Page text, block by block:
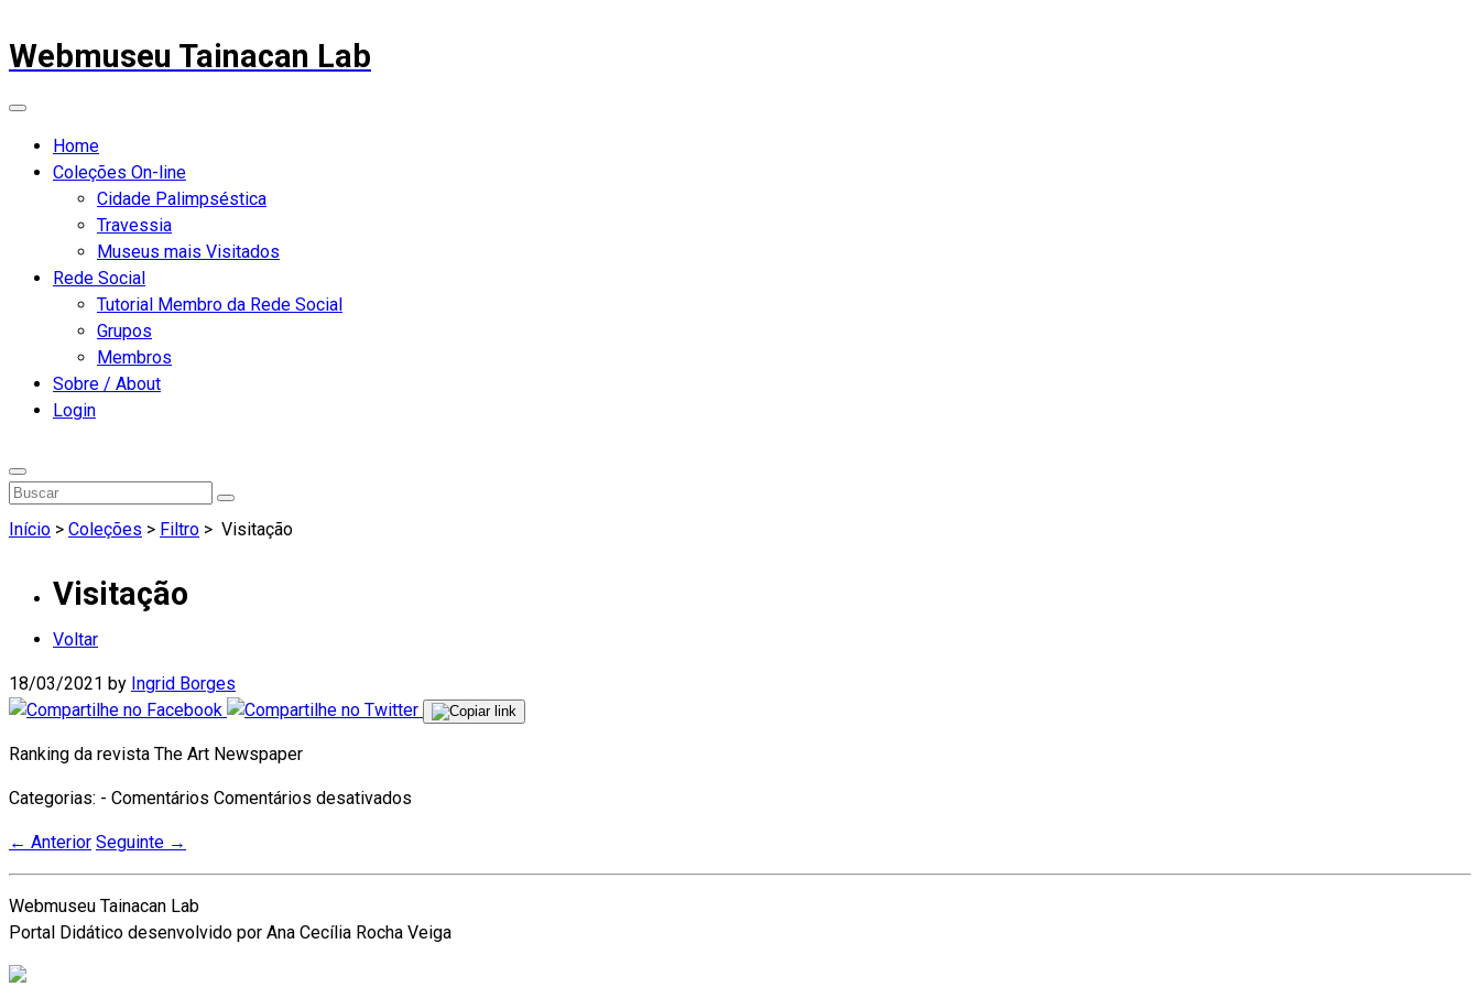
Webmuseu Tainacan Lab
Home
Coleções On-line
Cidade Palimpséstica
Travessia
Museus mais Visitados
Rede Social
Tutorial Membro da Rede Social
Grupos
Membros
Sobre / About
Login
Início > Coleções > Filtro > Visitação
Visitação
Voltar
18/03/2021 by Ingrid Borges
Ranking da revista The Art Newspaper
Categorias: - Comentários Comentários desativados
← Anterior Seguinte →
Webmuseu Tainacan Lab
Portal Didático desenvolvido por Ana Cecília Rocha Veiga